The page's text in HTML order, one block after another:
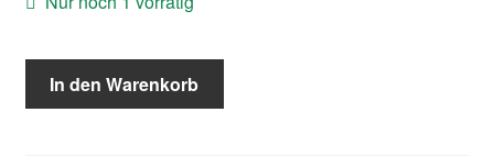
IBANEZ
Jampack
In den Warenkorb